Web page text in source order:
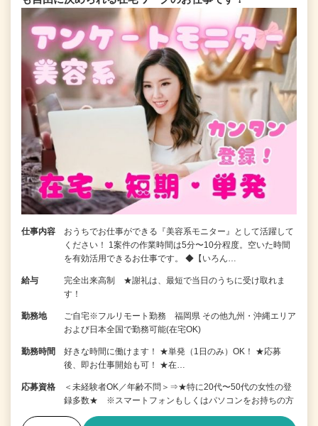
仕事内容
おうちでお仕事ができる『美容系モニター』として活躍して
ください！ 1案件の作業時間は5分〜10分程度。空いた時間
を有効活用できるお仕事です。 ◆【いろん…
給与
完全出来高制 ★謝礼は、最短で当日のうちに受け取れま
す！
勤務地
ご自宅※フルリモート勤務 福岡県 その他九州・沖縄エリア
および日本全国で勤務可能(在宅OK)
勤務時間
好きな時間に働けます！ ★単発（1日のみ）OK！ ★応募
後、即お仕事開始も可！ ★在…
応募資格
＜未経験者OK／年齢不問＞⇒★特に20代〜50代の女性の登
録多数★ ※スマートフォンもしくはパソコンをお持ちの方